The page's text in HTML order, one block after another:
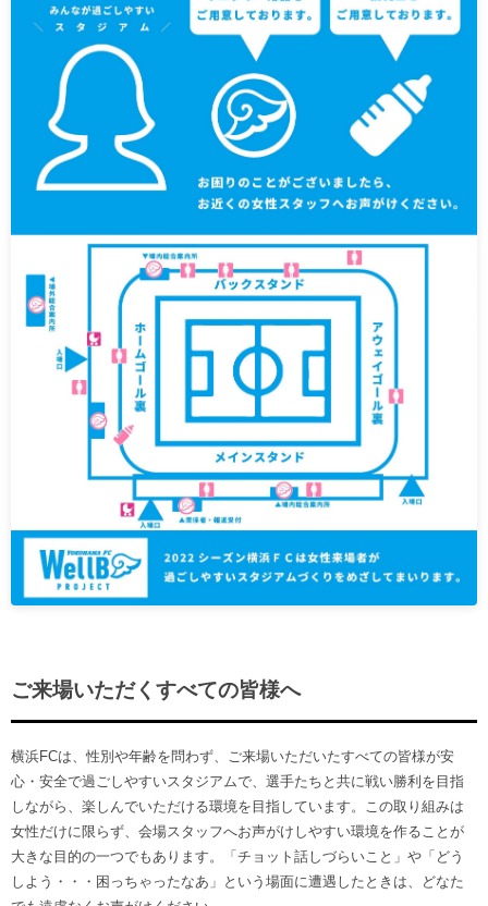
ご来場いただくすべての皆様へ
横浜FCは、性別や年齢を問わず、ご来場いただいたすべての皆様が安
心・安全で過ごしやすいスタジアムで、選手たちと共に戦い勝利を目指
しながら、楽しんでいただける環境を目指しています。この取り組みは
女性だけに限らず、会場スタッフへお声がけしやすい環境を作ることが
大きな目的の一つでもあります。「チョット話しづらいこと」や「どう
しよう・・・困っちゃったなあ」という場面に遭遇したときは、どなた